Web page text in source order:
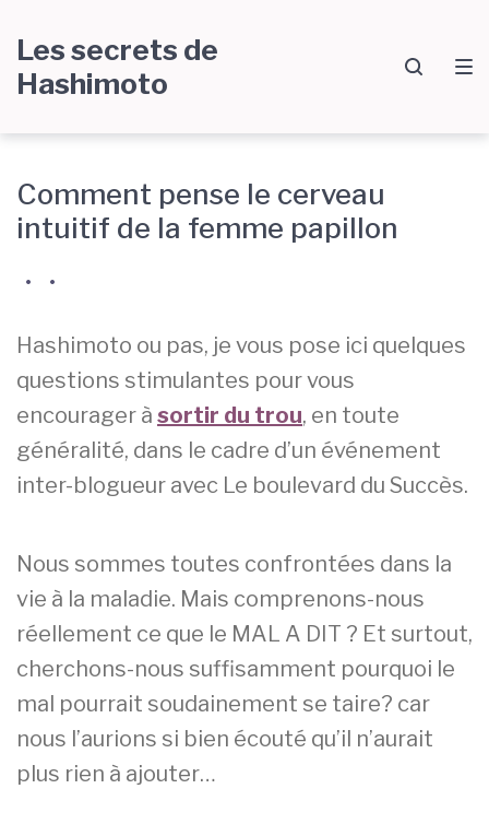
au
contenu
au
pied
Les secrets de
Hashimoto
Mental
Comment pense le cerveau
intuitif de la femme papillon
Céline
•
b
i
é
e
1
u
l
l
t
2
2
1
•
o
m
e
t
a
e
s
)
Hashimoto ou pas, je vous pose ici quelques
questions stimulantes pour vous
encourager à sortir du trou, en toute
généralité, dans le cadre d’un événement
inter-blogueur avec Le boulevard du Succès.
Nous sommes toutes confrontées dans la
vie à la maladie. Mais comprenons-nous
réellement ce que le MAL A DIT ? Et surtout,
cherchons-nous suffisamment pourquoi le
mal pourrait soudainement se taire? car
nous l’aurions si bien écouté qu’il n’aurait
plus rien à ajouter…